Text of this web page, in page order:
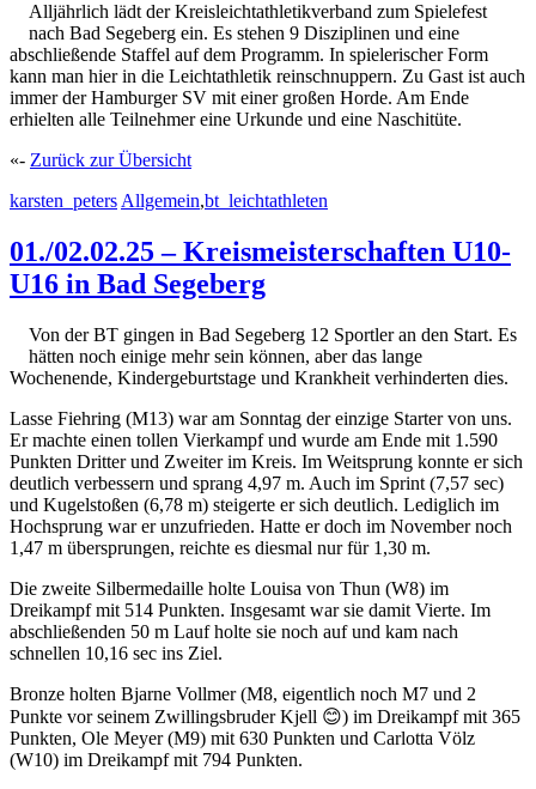
Alljährlich lädt der Kreisleichtathletikverband zum Spielefest
nach Bad Segeberg ein. Es stehen 9 Disziplinen und eine
abschließende Staffel auf dem Programm. In spielerischer Form
kann man hier in die Leichtathletik reinschnuppern. Zu Gast ist auch
immer der Hamburger SV mit einer großen Horde. Am Ende
erhielten alle Teilnehmer eine Urkunde und eine Naschitüte.
«- Zurück zur Übersicht
karsten_peters Allgemein,bt_leichtathleten
01./02.02.25 – Kreismeisterschaften U10-
U16 in Bad Segeberg
Von der BT gingen in Bad Segeberg 12 Sportler an den Start. Es
hätten noch einige mehr sein können, aber das lange
Wochenende, Kindergeburtstage und Krankheit verhinderten dies.
Lasse Fiehring (M13) war am Sonntag der einzige Starter von uns.
Er machte einen tollen Vierkampf und wurde am Ende mit 1.590
Punkten Dritter und Zweiter im Kreis. Im Weitsprung konnte er sich
deutlich verbessern und sprang 4,97 m. Auch im Sprint (7,57 sec)
und Kugelstoßen (6,78 m) steigerte er sich deutlich. Lediglich im
Hochsprung war er unzufrieden. Hatte er doch im November noch
1,47 m übersprungen, reichte es diesmal nur für 1,30 m.
Die zweite Silbermedaille holte Louisa von Thun (W8) im
Dreikampf mit 514 Punkten. Insgesamt war sie damit Vierte. Im
abschließenden 50 m Lauf holte sie noch auf und kam nach
schnellen 10,16 sec ins Ziel.
Bronze holten Bjarne Vollmer (M8, eigentlich noch M7 und 2
Punkte vor seinem Zwillingsbruder Kjell 😊) im Dreikampf mit 365
Punkten, Ole Meyer (M9) mit 630 Punkten und Carlotta Völz
(W10) im Dreikampf mit 794 Punkten.